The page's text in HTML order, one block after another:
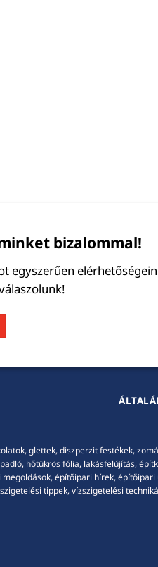
bizalommal!
egyszerűen
glettek, diszperzit festékek,
hőtükrös fólia, lakásfelújítás,
építőipari hírek,
tippek, vízszigetelési